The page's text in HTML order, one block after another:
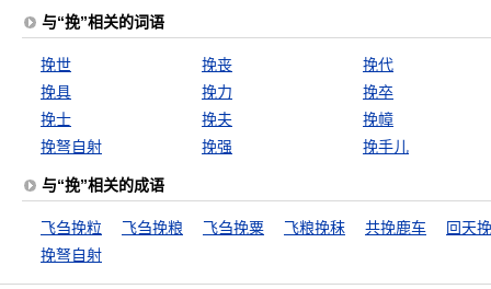
与“挽”相关的词语
挽世 挽丧
挽代
挽具
挽力
挽卒
挽士
挽夫
挽幛
挽弩自射
挽强 挽手儿
与“挽”相关的成语
飞刍挽粒 飞刍挽粮 飞刍挽粟 飞粮挽秣 共挽鹿车
回天
挽弩自射